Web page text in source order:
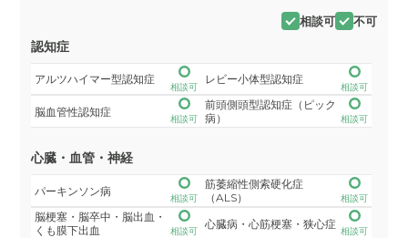
相談可 不可
認知症
アルツハイマー型認知症
相談可
レビー小体型認知症
相談可
脳血管性認知症
相談可
前頭側頭型認知症（ピック
病）
相談可
心臓・血管・神経
パーキンソン病
相談可
筋萎縮性側索硬化症
（ALS）
相談可
脳梗塞・脳卒中・脳出血・
くも膜下出血
相談可
心臓病・心筋梗塞・狭心症
相談可